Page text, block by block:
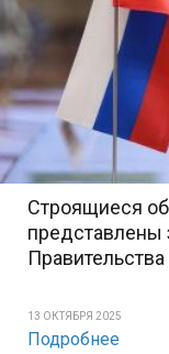
Строящиеся
представлены
13 ОКТЯБРЯ 2025
Подробнее